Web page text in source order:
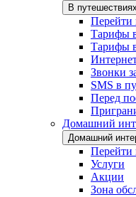
В
Перейти
Тарифы
Тарифы
Звонки
SMS в
Перед
Домашний
Домашний
Перейти
Услуги
Акции
Зона